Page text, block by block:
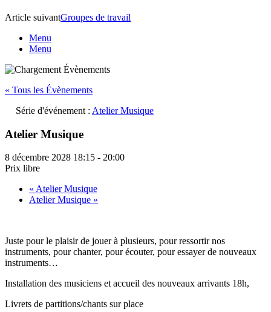
Article suivantGroupes de travail
Menu
Menu
« Tous les Évènements
Série d'événement : Atelier Musique
Atelier Musique
8 décembre 2028 18:15 - 20:00
Prix libre
« Atelier Musique
Atelier Musique »
Juste pour le plaisir de jouer à plusieurs, pour ressortir nos
instruments, pour chanter, pour écouter, pour essayer de nouveaux
instruments…
Installation des musiciens et accueil des nouveaux arrivants 18h,
Livrets de partitions/chants sur place